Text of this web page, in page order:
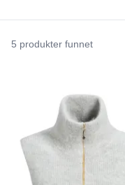
5 produkter funnet